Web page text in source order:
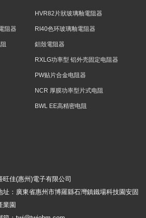
HVR82片狀玻璃釉電阻器
阻器 RI40色环玻璃釉電阻器
鋁殼電阻器
RXLG功率型 铝外壳固定电阻器
PW贴片合金电阻器
NCR 厚膜功率型片式电阻
BWL EE高精密电阻
旺佳(惠州)電子有限公司
址：廣東省惠州市博羅縣石灣鎮鐵場科技園安固
業園